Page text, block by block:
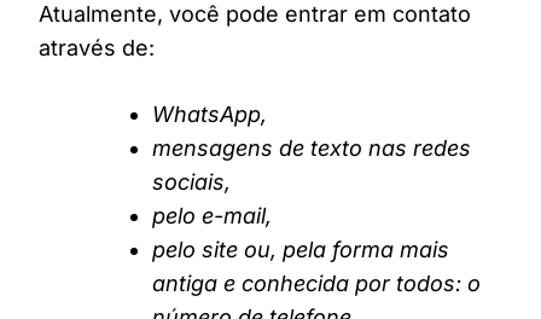
Atualmente, você pode entrar em contato
através de:
WhatsApp,
mensagens de texto nas redes
sociais,
pelo e-mail,
pelo site ou, pela forma mais
antiga e conhecida por todos: o